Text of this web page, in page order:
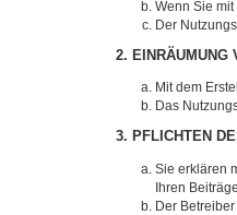
Wenn Sie
Der
2. EINRÄUMUNG
Mit dem
Das
3. PFLICHTEN
Sie erklären
Ihren
Der